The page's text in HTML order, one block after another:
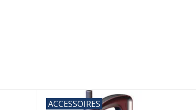
ACCESSOIRES